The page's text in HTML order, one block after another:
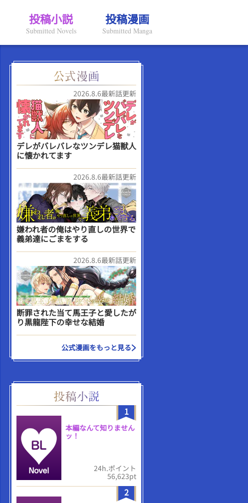
投稿小説
Submitted Novels
投稿漫画
Submitted Manga
2026.8.6最新話更新
デレがバレバレなツンデレ猫獣人
に懐かれてます
2026.8.6最新話更新
嫌われ者の俺はやり直しの世界で
義弟達にごまをする
2026.8.6最新話更新
断罪された当て馬王子と愛したが
り黒龍陛下の幸せな結婚
公式漫画をもっと見る
1
本編なんて知りません
ッ！
24h.ポイント
56,623pt
2